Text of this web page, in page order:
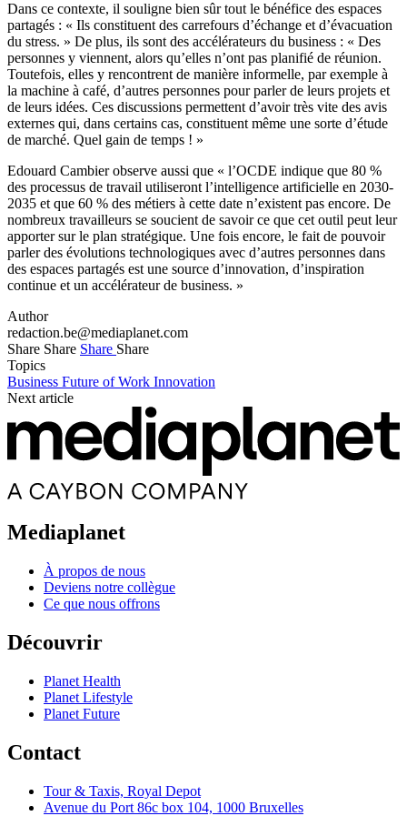
Dans ce contexte, il souligne bien sûr tout le bénéfice des espaces
partagés : « Ils constituent des carrefours d’échange et d’évacuation
du stress. » De plus, ils sont des accélérateurs du business : « Des
personnes y viennent, alors qu’elles n’ont pas planifié de réunion.
Toutefois, elles y rencontrent de manière informelle, par exemple à
la machine à café, d’autres personnes pour parler de leurs projets et
de leurs idées. Ces discussions permettent d’avoir très vite des avis
externes qui, dans certains cas, constituent même une sorte d’étude
de marché. Quel gain de temps ! »
Edouard Cambier observe aussi que « l’OCDE indique que 80 %
des processus de travail utiliseront l’intelligence artificielle en 2030-
2035 et que 60 % des métiers à cette date n’existent pas encore. De
nombreux travailleurs se soucient de savoir ce que cet outil peut leur
apporter sur le plan stratégique. Une fois encore, le fait de pouvoir
parler des évolutions technologiques avec d’autres personnes dans
des espaces partagés est une source d’innovation, d’inspiration
continue et un accélérateur de business. »
Author
redaction.be@mediaplanet.com
Share Share Share Share
Topics
Business Future of Work Innovation
Next article
Mediaplanet
À propos de nous
Deviens notre collègue
Ce que nous offrons
Découvrir
Planet Health
Planet Lifestyle
Planet Future
Contact
Tour & Taxis, Royal Depot
Avenue du Port 86c box 104, 1000 Bruxelles